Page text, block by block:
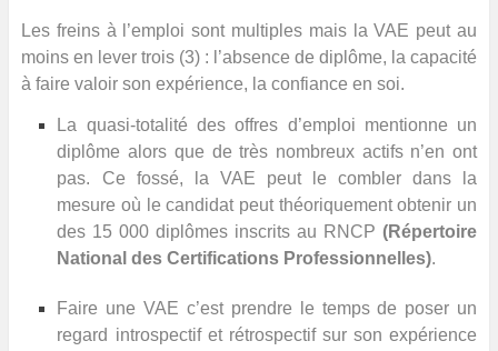
Les freins à l’emploi sont multiples mais la VAE peut au
moins en lever trois (3) : l’absence de diplôme, la capacité
à faire valoir son expérience, la confiance en soi.
La quasi-totalité des offres d’emploi mentionne un
diplôme alors que de très nombreux actifs n’en ont
pas. Ce fossé, la VAE peut le combler dans la
mesure où le candidat peut théoriquement obtenir un
des 15 000 diplômes inscrits au RNCP(Répertoire
National des Certifications Professionnelles).
Faire une VAE c’est prendre le temps de poser un
regard introspectif et rétrospectif sur son expérience